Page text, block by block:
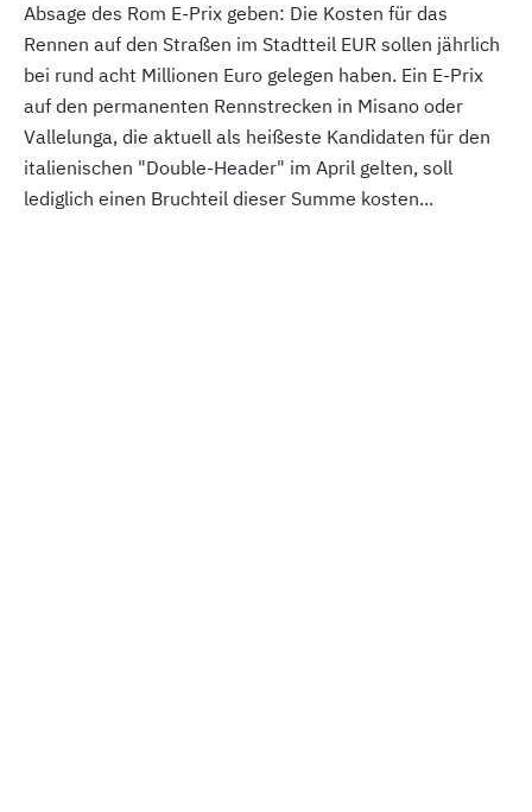
Absage des Rom E-Prix geben: Die Kosten für das
Rennen auf den Straßen im Stadtteil EUR sollen jährlich
bei rund acht Millionen Euro gelegen haben. Ein E-Prix
auf den permanenten Rennstrecken in Misano oder
Vallelunga, die aktuell als heißeste Kandidaten für den
italienischen "Double-Header" im April gelten, soll
lediglich einen Bruchteil dieser Summe kosten...